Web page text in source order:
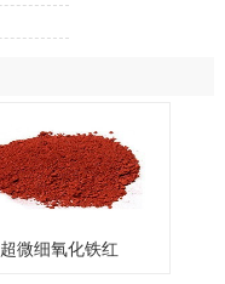
超微细氧化铁红